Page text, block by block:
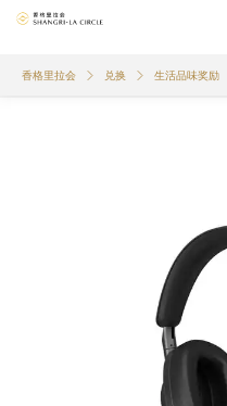
香格里拉会 兑换 生活品味奖励